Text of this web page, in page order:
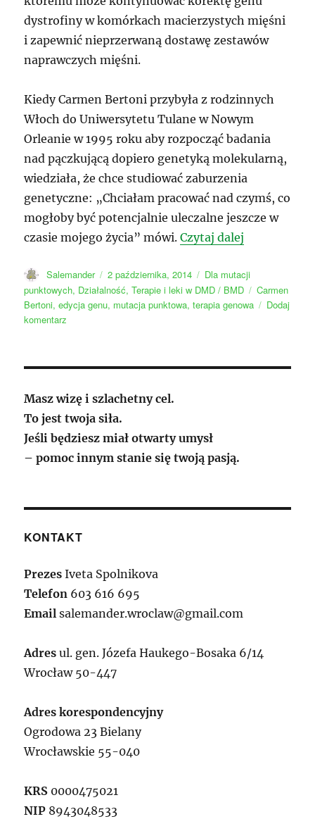
dystrofiny w komórkach macierzystych mięśni
i zapewnić nieprzerwaną dostawę zestawów
naprawczych mięśni.
Kiedy Carmen Bertoni przybyła z rodzinnych
Włoch do Uniwersytetu Tulane w Nowym
Orleanie w 1995 roku aby rozpocząć badania
nad pączkującą dopiero genetyką molekularną,
wiedziała, że chce studiować zaburzenia
genetyczne: „Chciałam pracować nad czymś, co
mogłoby być potencjalnie uleczalne jeszcze w
czasie mojego życia” mówi.Czytaj dalej
Autor
Salemander
Data
publikacji
2 października, 2014 Kategorie
Dla mutacji
punktowych, Działalność,Terapie i leki w DMD / BMD Tagi
Carmen
Bertoni,edycja genu, mutacja punktowa,terapia genowa
Dodaj
komentarz
naprawy
punktowych
ma
szansę
wejść
przyszłości
Masz wizę i szlachetny cel.
To jest twoja siła.
Jeśli będziesz miał otwarty umysł
– pomoc innym stanie się twoją pasją.
KONTAKT
Prezes Iveta Spolnikova
Telefon 603 616 695
Emailsalemander.wroclaw@gmail.com
Adres ul. gen. Józefa Haukego-Bosaka 6/14
Wrocław 50-447
Adres korespondencyjny
Ogrodowa 23 Bielany
Wrocławskie 55-040
KRS 0000475021
NIP 8943048533